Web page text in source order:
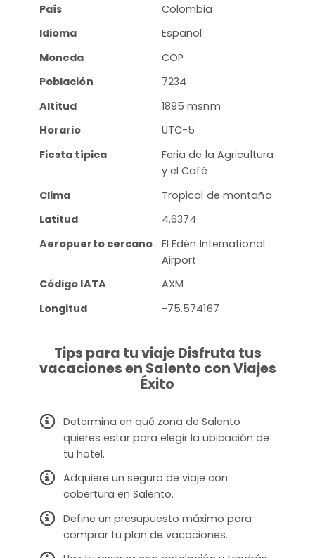
País
Colombia
Idioma
Español
Moneda
COP
Población
7234
Altitud
1895 msnm
Horario
UTC-5
Fiesta típica
Feria de la Agricultura
y el Café
Clima
Tropical de montaña
Latitud
4.6374
Aeropuerto cercano
El Edén International
Airport
Código IATA
AXM
Longitud
-75.574167
Tips para tu viaje Disfruta tus
vacaciones en Salento con Viajes
Éxito
Determina en qué zona de Salento
quieres estar para elegir la ubicación de
tu hotel.
Adquiere un seguro de viaje con
cobertura en Salento.
Define un presupuesto máximo para
comprar tu plan de vacaciones.